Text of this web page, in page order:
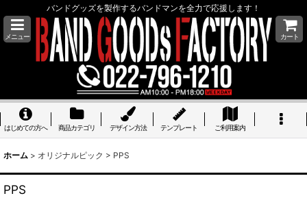
バンドグッズを製作するバンドマンを全力で応援します！
メニュー カート
はじめての方へ 商品カテゴリ デザイン方法 テンプレート ご利用案内
ホーム > オリジナルピック > PPS
PPS